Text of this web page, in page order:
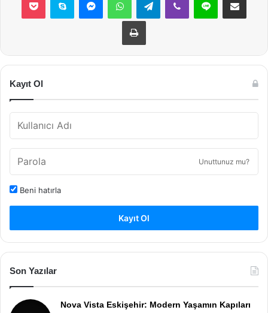
Yazdır
Kayıt Ol
Unuttunuz mu?
Beni hatırla
Kayıt Ol
Son Yazılar
Nova Vista Eskişehir: Modern Yaşamın Kapıları